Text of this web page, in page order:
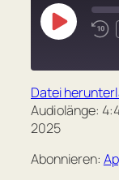
Play
Episode
Apple
RSS FEED
TEILEN
LINK
Datei
Audiolänge:
2025
Abonnieren: